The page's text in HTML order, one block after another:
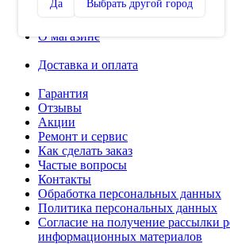
Да Выбрать другой город
О магазине
Доставка и оплата
Гарантия
Отзывы
Акции
Ремонт и сервис
Как сделать заказ
Частые вопросы
Контакты
Обработка персональных данных
Политика персональных данных
Согласие на получение рассылки
информационных материалов